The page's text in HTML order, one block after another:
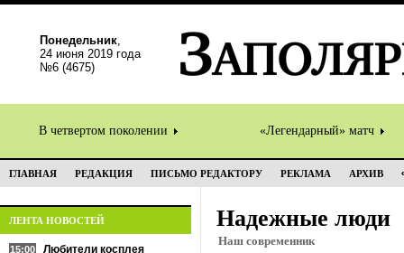
Понедельник,
24 июня 2019 года
№6 (4675)
В четвертом поколении «Легендарный» матч
ГЛАВНАЯ РЕДАКЦИЯ ПИСЬМО РЕДАКТОРУ РЕКЛАМА АРХИВ
ЛЕНТА НОВОСТЕЙ
15:00
Любители косплея
Надежные люди
Наш современник